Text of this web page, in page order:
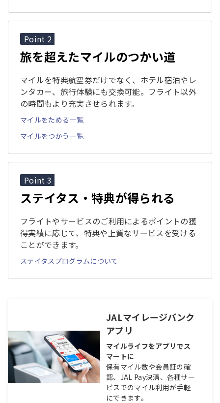
Point 2
旅を超えたマイルのつかい道
マイルを特典航空券だけでなく、ホテル宿泊やレ
ンタカー、旅行体験にも交換可能。フライト以外
の時間もより充実させられます。
マイルをためる一覧
マイルをつかう一覧
Point 3
ステイタス・特典が得られる
フライトやサービスのご利用によるポイントの獲
得実績に応じて、特典や上質なサービスを受ける
ことができます。
ステイタスプログラムについて
JALマイレージバンク
アプリ
マイルライフをアプリでス
マートに
保有マイル数や会員証の確
認、JAL Pay決済、各種サー
ビスでのマイル利用が手軽
にできます。